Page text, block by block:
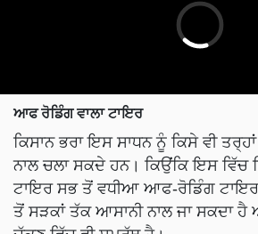
ਕਿਸਾਨ ਭਰਾ ਇਸ ਸਾਧਨ ਨੂੰ ਕਿਸੇ ਵੀ
ਨਾਲ ਚਲਾ ਸਕਦੇ ਹਨ। ਕਿਉਂਕਿ ਇਸ ਵਿੱਚ
ਟਾਇਰ ਸਭ ਤੋਂ ਵਧੀਆ ਆਫ-ਰੋਡਿੰਗ ਟਾਇਰ
ਤੋਂ ਸੜਕਾਂ ਤੱਕ ਆਸਾਨੀ ਨਾਲ ਜਾ ਸਕਦਾ
ਚੁੱਕਣ ਵਿੱਚ ਵੀ ਸਮਰੱਥ ਹੈ।